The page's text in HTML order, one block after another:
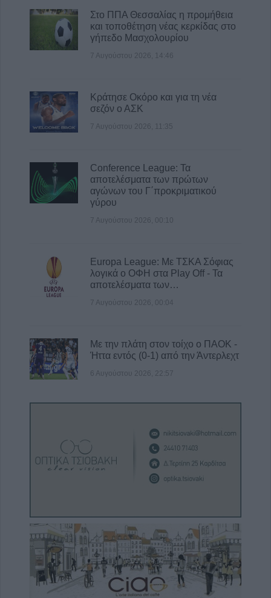
Στο ΠΠΑ Θεσσαλίας η προμήθεια
και τοποθέτηση νέας κερκίδας στο
γήπεδο Μασχολουρίου
7 Αυγούστου 2026, 14:46
Κράτησε Οκόρο και για τη νέα
σεζόν ο ΑΣΚ
7 Αυγούστου 2026, 11:35
Conference League: Τα
αποτελέσματα των πρώτων
αγώνων του Γ΄προκριματικού
γύρου
7 Αυγούστου 2026, 00:10
Europa League: Με ΤΣΚΑ Σόφιας
λογικά ο ΟΦΗ στα Play Off - Τα
αποτελέσματα των…
7 Αυγούστου 2026, 00:04
Με την πλάτη στον τοίχο ο ΠΑΟΚ -
Ήττα εντός (0-1) από την Άντερλεχτ
6 Αυγούστου 2026, 22:57